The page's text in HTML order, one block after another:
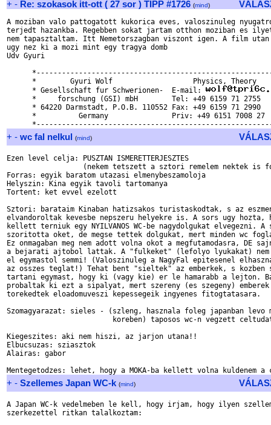
+ - Re: szokasok itt-ott ( 27 sor ) TIPP #1726 (mind)
A moziban valo pattogatott kukorica eves, valoszinuleg
terjedt hazankba. Regebben sokat jartam otthon moziban es
nem tapasztaltam. Itt Nemetorszagban viszont igen. A film utan
ugy nez ki a mozi mint egy tragya domb
Udv Gyuri
*        Gyuri Wolf                   Physics, Theory
      * Gesellschaft fur Schwerionen-  E-mail:
*     forschung (GSI) mbH        Tel: +49 6159 71 2755
* 64220 Darmstadt, P.O.B. 110552 Fax: +49 6159 71 2990
*          Germany               Priv: +49 6151 7008 27
+ - wc fal nelkul (mind)
Ezen level celja: PUSZTAN ISMERETTERJESZTES
Forras: egyik baratom utazasi elmenybeszamoloja
Helyszin: Kina egyik tavoli tartomanya
Tortent: ket evvel ezelott
Sztori: barataim Kinaban hatizsakos turistaskodtak, s az
elvandoroltak kevesbe nepszeru helyekre is. A sors ugy hozta,
kellett terniuk egy NYILVANOS WC-be nagydolgukat elvegezni. A
szoritotta oket, de megse tettek dolgukat, mert minden wc
Ez onmagaban meg nem adott volna okot a megfutamodasra, DE
a bejarati ajtobol lattak. A "fulkeket" (lefolyo lyukakat)
el egymastol semmi! (Valoszinuleg a NagyFal epitesenel
az osszes teglat!) Tehat bent "sieltek" az emberkek, s kozben
tartani egymast, hogy ki (vagy kie) er le hamarabb a lejton.
probaltak ki ezt a sipalyat, mert szereny (es szegeny) emberek
torekedtek eloadomuveszi kepessegeik ingyenes fitogtatasara.
Szomagyarazat: sieles - (szleng, hasznala foleg japanban levo
Kiegeszites: aki nem hiszi, az jarjon utana!!
Elbucsuzas: sziasztok
Alairas: gabor
+ - Szellemes Japan WC-k (mind)
A Japan WC-k vedelmeben le kell, hogy irjam, hogy ilyen
szerkezettel ritkan talalkoztam: